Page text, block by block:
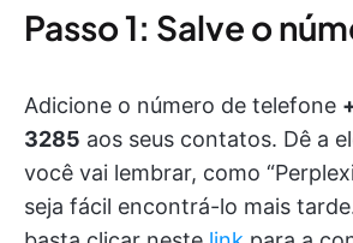
Passo 1: Salve o
Adicione o número de telefone
3285 aos seus contatos. Dê a
você vai lembrar, como
seja fácil encontrá-lo mais